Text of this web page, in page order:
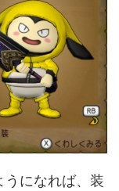
うになれば、装